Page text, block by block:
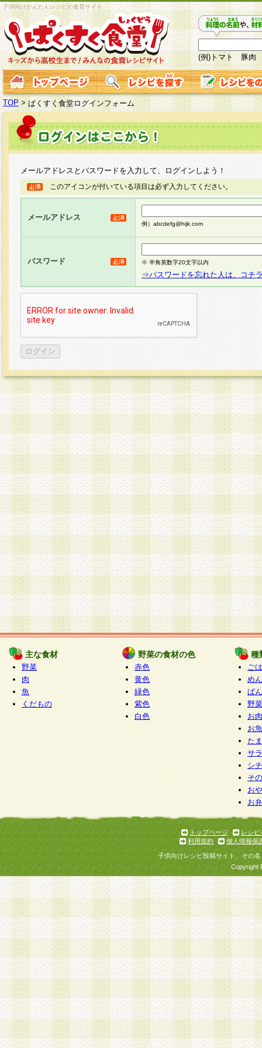
子供向けかんたんレシピの食育サイト
(例)トマト 豚肉
TOP > ぱくすく食堂ログインフォーム
メールアドレスとパスワードを入力して、ログインしよう！
このアイコンが付いている項目は必ず入力してください。
メールアドレス
例）abcdefg@hijk.com
パスワード ※ 半角英数字20文字以内
⇒パスワードを忘れた人は、コチ
主な食材
野菜
肉
魚
くだもの
野菜の食材の色
赤色
黄色
緑色
紫色
白色
種
ご
めん
ぱん
野
お
お
た
サ
シ
そ
お
お
トップページ
レシピ
利用規約
個人情報保
子供向けレシピ投稿サイト、その
Copyright